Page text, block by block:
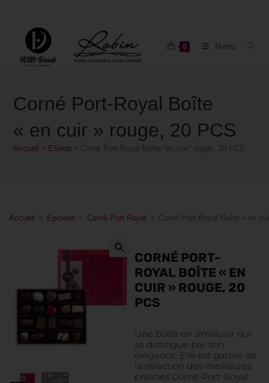
0 Menu
Corné Port-Royal Boîte
« en cuir » rouge, 20 PCS
Accueil EShop Corné Port-Royal Boîte “en cuir” rouge, 20 PCS
Accueil > Epicerie > Corné Port Royal > Corné Port-Royal Boîte « en
CORNÉ PORT-
ROYAL BOÎTE « EN
CUIR » ROUGE, 20
PCS
Une boîte en similicuir qui
se distingue par son
élégance. Elle est garnie de
la sélection des meilleures
pralines Corné Port-Royal.